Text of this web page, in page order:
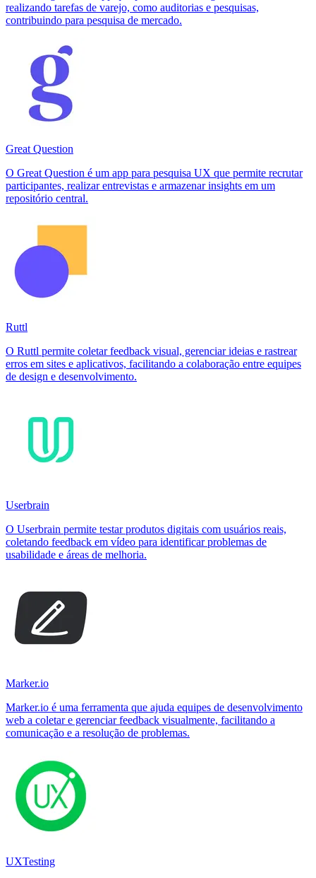
realizando tarefas de varejo, como auditorias e pesquisas,
contribuindo para pesquisa de mercado.
Great Question
O Great Question é um app para pesquisa UX que permite recrutar
participantes, realizar entrevistas e armazenar insights em um
repositório central.
Ruttl
O Ruttl permite coletar feedback visual, gerenciar ideias e rastrear
erros em sites e aplicativos, facilitando a colaboração entre equipes
de design e desenvolvimento.
Userbrain
O Userbrain permite testar produtos digitais com usuários reais,
coletando feedback em vídeo para identificar problemas de
usabilidade e áreas de melhoria.
Marker.io
Marker.io é uma ferramenta que ajuda equipes de desenvolvimento
web a coletar e gerenciar feedback visualmente, facilitando a
comunicação e a resolução de problemas.
UXTesting